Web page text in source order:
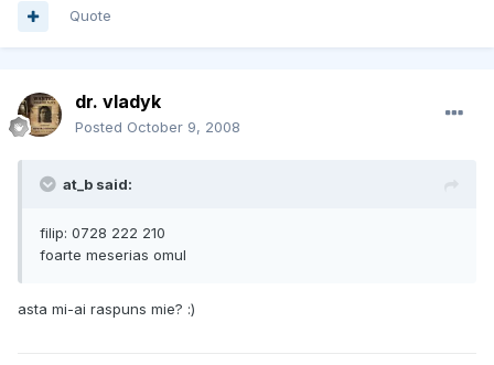
Quote
dr. vladyk
Posted October 9, 2008
at_b said:
filip: 0728 222 210
foarte meserias omul
asta mi-ai raspuns mie? :)